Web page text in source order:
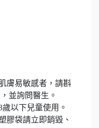
膚易敏感者，請斟
並詢問醫生。
以下兒童使用。
膠袋請立即銷毀、